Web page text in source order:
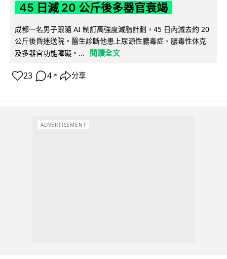
45 日減 20 公斤後多器官衰竭
成都一名男子跟隨 AI 制訂高強度減脂計劃，45 日內減去約 20
公斤後昏迷送院。醫生診斷他患上尿源性膿毒症、膿毒性休克
及多器官功能障礙。...
閱讀全文
23 4 ↗ 分享
ADVERTISEMENT